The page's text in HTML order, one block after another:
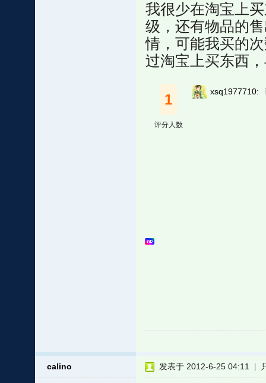
我很少在淘宝上
级，还有物品的
情，可能我买的
过淘宝上买东西
1
评分人数
xsq1977710:
calino 发表于 2012-6-25 04:11 |